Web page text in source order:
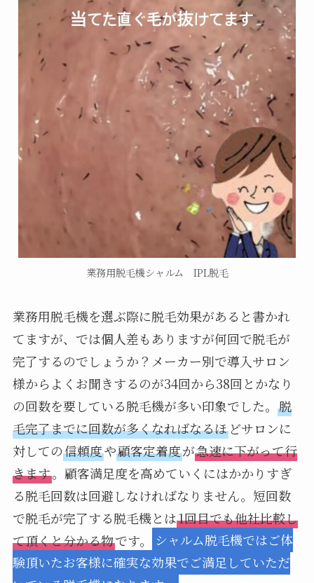
業務用脱毛機シャルム IPL脱毛
業務用脱毛機を選ぶ際に脱毛効果があると書かれ
てますが、では個人差もありますが何回で脱毛が
完了するのでしょうか？メーカー別で導入サロン
様からよくお聞きするのが34回から38回とかなり
の回数を要している脱毛機が多い印象でした。 脱
毛完了までに回数が多くなればなるほどサロンに
対しての信頼度や顧客定着度が急速に下がって行
きます。顧客満足度を高めていくにはかかりすぎ
る脱毛回数は回避しなければなりません。短回数
で脱毛が完了する脱毛機とは1回目でも他社比較し
て頂くと分かる物です。
シャルム脱毛機ではご体
験頂いたお客様に確実な効果でご満足していただ